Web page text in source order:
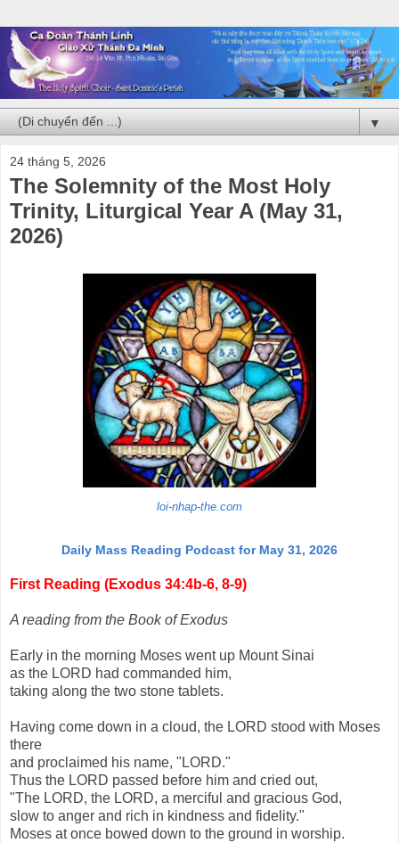
▼
24 tháng 5, 2026
The Solemnity of the Most Holy
Trinity, Liturgical Year A (May 31,
2026)
loi-nhap-the.com
Daily Mass Reading Podcast for May 31, 2026
First Reading (Exodus 34:4b-6, 8-9)
A reading from the Book of Exodus
Early in the morning Moses went up Mount Sinai
as the LORD had commanded him,
taking along the two stone tablets.
Having come down in a cloud, the LORD stood with Moses
there
and proclaimed his name, "LORD."
Thus the LORD passed before him and cried out,
"The LORD, the LORD, a merciful and gracious God,
slow to anger and rich in kindness and fidelity."
Moses at once bowed down to the ground in worship.